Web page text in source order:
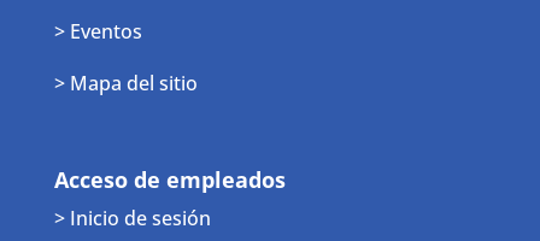
> Eventos
> Mapa del sitio
Acceso de empleados
> Inicio de sesión